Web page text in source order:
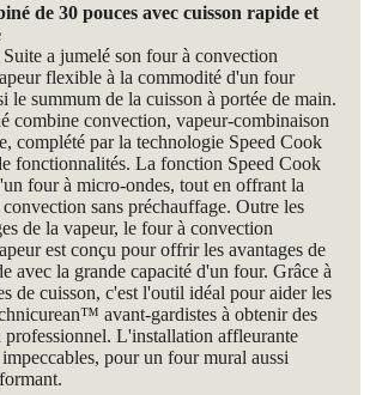
de 30 pouces avec cuisson rapide et
a jumelé son four à convection
flexible à la commodité d'un four
le summum de la cuisson à portée de main.
combine convection, vapeur-combinaison
complété par la technologie Speed Cook
fonctionnalités. La fonction Speed Cook
four à micro-ondes, tout en offrant la
sans préchauffage. Outre les
de la vapeur, le four à convection
est conçu pour offrir les avantages de
avec la grande capacité d'un four. Grâce à
de cuisson, c'est l'outil idéal pour aider les
avant-gardistes à obtenir des
professionnel. L'installation affleurante
pour un four mural aussi